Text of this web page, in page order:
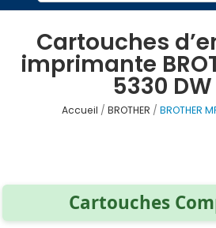
Cartouches
imprimante
5330 DW
Accueil BROTHER BROTHER
Cartouches